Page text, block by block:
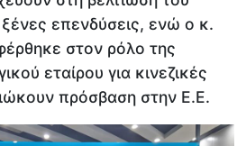
επενδύσεις, ενώ ο κ.
στον ρόλο της
εταίρου για κινεζικές
πρόσβαση στην Ε.Ε.